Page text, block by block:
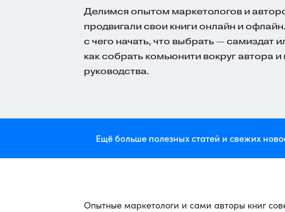
Делимся опытом маркетологов и
продвигали свои книги онлайн и
с чего начать, что выбрать — самиздат
как собрать комьюнити вокруг автора
руководства.
Ещё больше полезных статей и свежих
Опытные маркетологи и сами авторы книг